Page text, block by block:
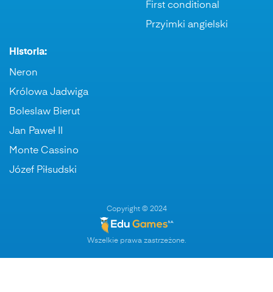
First conditional
Przyimki angielski
Historia:
Neron
Królowa Jadwiga
Boleslaw Bierut
Jan Paweł II
Monte Cassino
Józef Piłsudski
Copyright © 2024
Wszelkie prawa zastrzeżone.